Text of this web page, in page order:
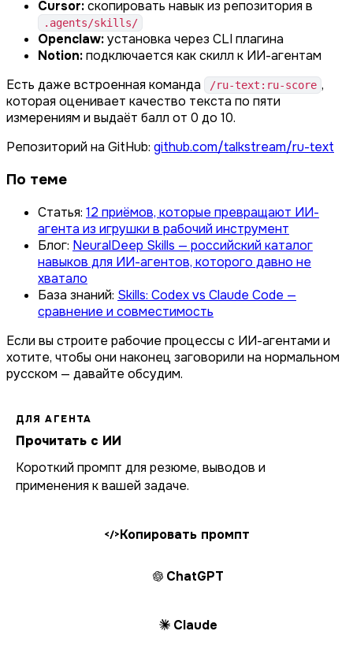
Cursor:скопировать навык из репозитория в
.agents/skills/
Openclaw:установка через CLI плагина
Notion:подключается как скилл к ИИ-агентам
Есть даже встроенная команда
/ru-text:ru-score ,
которая оценивает качество текста по пяти
измерениям и выдаёт балл от 0 до 10.
Репозиторий на GitHub: github.com/talkstream/ru-text
По теме
Статья: 12 приёмов, которые превращают ИИ-
агента из игрушки в рабочий инструмент
Блог: NeuralDeep Skills — российский каталог
навыков для ИИ-агентов, которого давно не
хватало
База знаний: Skills: Codex vs Claude Code —
сравнение и совместимость
Если вы строите рабочие процессы с ИИ-агентами и
хотите, чтобы они наконец заговорили на нормальном
русском — давайте обсудим.
ДЛЯ АГЕНТА
Прочитать с ИИ
Короткий промпт для резюме, выводов и
применения к вашей задаче.
</>Копировать промпт
ChatGPT
Claude